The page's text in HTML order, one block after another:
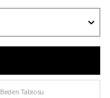
Beden Tablosu